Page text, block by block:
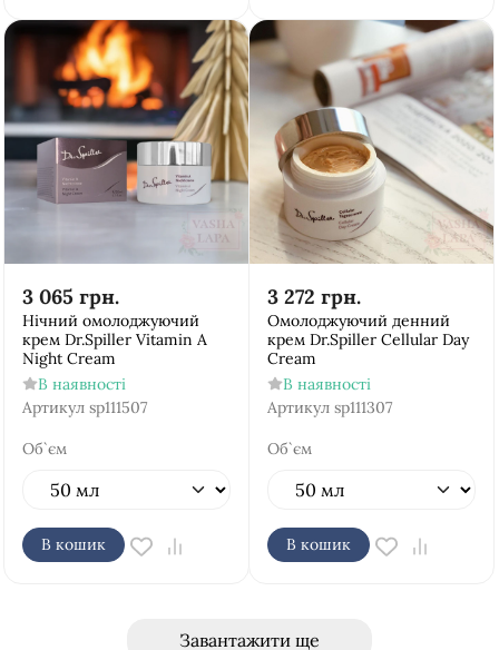
3 065 грн.
Нічний омолоджуючий
крем Dr.Spiller Vitamin A
Night Cream
В наявності
Артикул sp111507
Об`єм
В кошик
3 272 грн.
Омолоджуючий денний
крем Dr.Spiller Cellular Day
Cream
В наявності
Артикул sp111307
Об`єм
В кошик
Завантажити ще